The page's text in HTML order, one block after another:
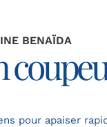
BENAÏDA
pour apaiser